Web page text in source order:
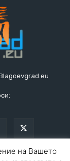
на Вашето